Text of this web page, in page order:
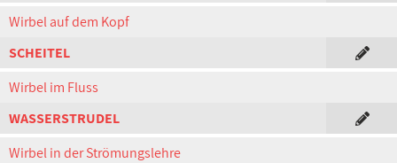
Wirbel auf dem Kopf
SCHEITEL
Wirbel im Fluss
WASSERSTRUDEL
Wirbel in der Strömungslehre